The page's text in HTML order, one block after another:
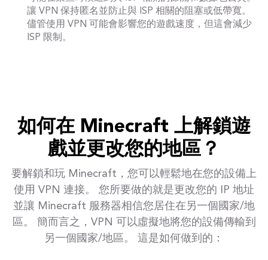
讓 VPN 保持匿名並防止與 ISP 相關的阻塞或低帶寬。
儘管使用 VPN 可能會影響您的遊戲速度，但這會減少
ISP 限制。
如何在 Minecraft 上解鎖遊
戲並更改您的地區？
要解鎖和玩 Minecraft，您可以輕鬆地在您的設備上
使用 VPN 連接。 您所要做的就是更改您的 IP 地址
並讓 Minecraft 服務器相信您居住在另一個國家/地
區。 簡而言之，VPN 可以虛擬地將您的設備傳輸到
另一個國家/地區。 這是如何做到的：